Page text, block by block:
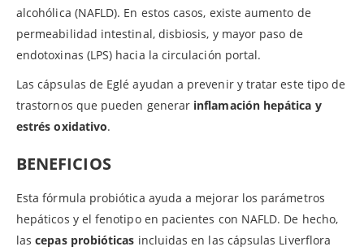
alcohólica (NAFLD). En estos casos, existe aumento de
permeabilidad intestinal, disbiosis, y mayor paso de
endotoxinas (LPS) hacia la circulación portal.
Las cápsulas de Eglé ayudan a prevenir y tratar este tipo de
trastornos que pueden generar inflamación hepática y
estrés oxidativo.
BENEFICIOS
Esta fórmula probiótica ayuda a mejorar los parámetros
hepáticos y el fenotipo en pacientes con NAFLD. De hecho,
lascepas probióticas incluidas en las cápsulas Liverflora